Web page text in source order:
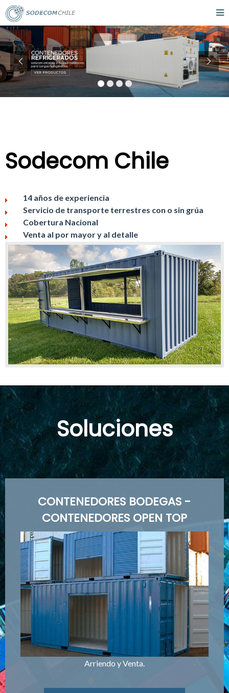
Sodecom Chile
14 años de experiencia
Servicio de transporte terrestres con o sin grúa
Cobertura Nacional
Venta al por mayor y al detalle
Soluciones
CONTENEDORES BODEGAS -
CONTENEDORES OPEN TOP
Arriendo y Venta.